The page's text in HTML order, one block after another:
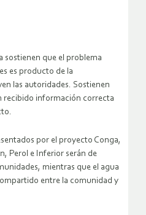
sostienen que el problema
es producto de la
las autoridades. Sostienen
recibido información correcta
por el proyecto Conga,
Perol e Inferior serán de
mientras que el agua
entre la comunidad y